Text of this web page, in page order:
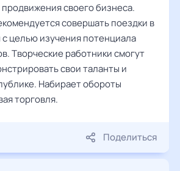
своего бизнеса.
совершать поездки в
целью изучения потенциала
Творческие работники смогут
свои таланты и
Набирает обороты
торговля.
Поделиться